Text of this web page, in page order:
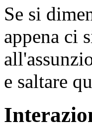
Se si
appena ci
e saltare